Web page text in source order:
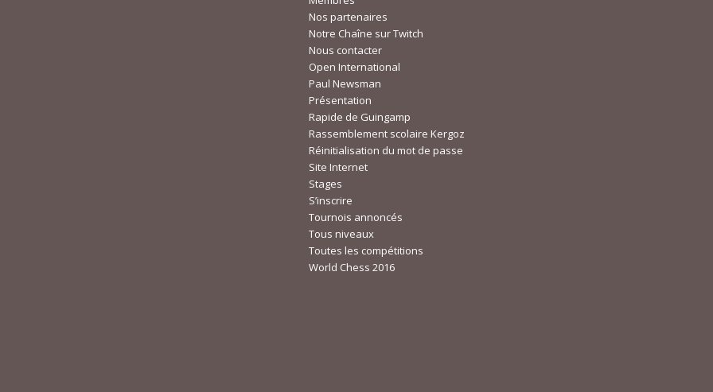
Nos partenaires
Notre Chaîne sur Twitch
Nous contacter
Open International
Paul Newsman
Présentation
Rapide de Guingamp
Rassemblement scolaire Kergoz
Réinitialisation du mot de passe
Site Internet
Stages
S’inscrire
Tournois annoncés
Tous niveaux
Toutes les compétitions
World Chess 2016